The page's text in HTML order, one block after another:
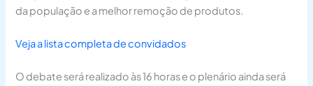
da população e a melhor remoção de produtos.
Veja a lista completa de convidados
O debate será realizado às 16 horas e o plenário ainda será